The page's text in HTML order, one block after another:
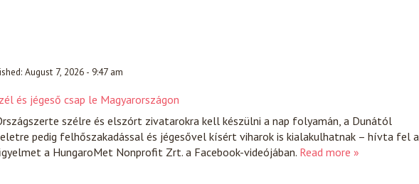
August 7, 2026 - 9:47 am
és jégeső csap le Magyarországon
szélre és elszórt zivatarokra kell készülni a nap folyamán, a Dunától
pedig felhőszakadással és jégesővel kísért viharok is kialakulhatnak – hívta fel a
a HungaroMet Nonprofit Zrt. a Facebook-videójában. Read more »